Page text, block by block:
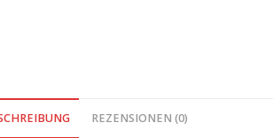
REZENSIONEN (0)